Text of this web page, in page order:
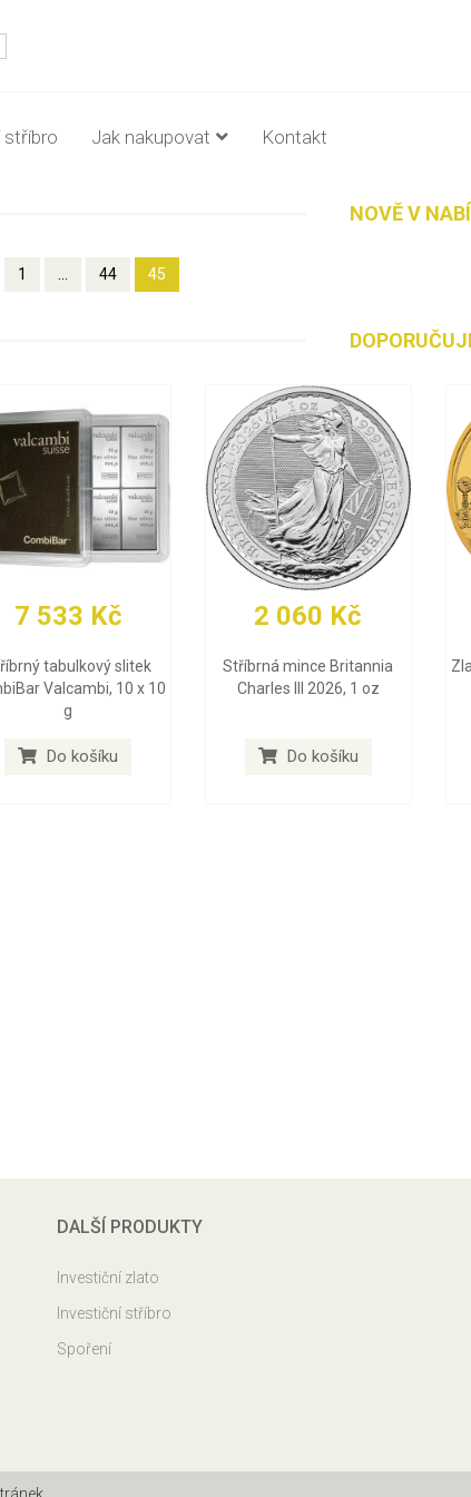
stříbro Jak nakupovat Kontakt
NOVĚ V
1 ... 44 45
7 533 Kč
tabulkový slitek
Valcambi, 10 x 10
g
Do košíku
2 060 Kč
Stříbrná mince Britannia
Charles III 2026, 1 oz
Do košíku
DALŠÍ PRODUKTY
Investiční zlato
Investiční stříbro
Spoření